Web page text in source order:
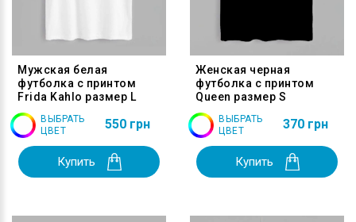
Мужская белая
футболка с принтом
Frida Kahlo размер L
ВЫБРАТЬ
ЦВЕТ
550 грн
Купить
Женская черная
футболка с принтом
Queen размер S
ВЫБРАТЬ
ЦВЕТ
370 грн
Купить